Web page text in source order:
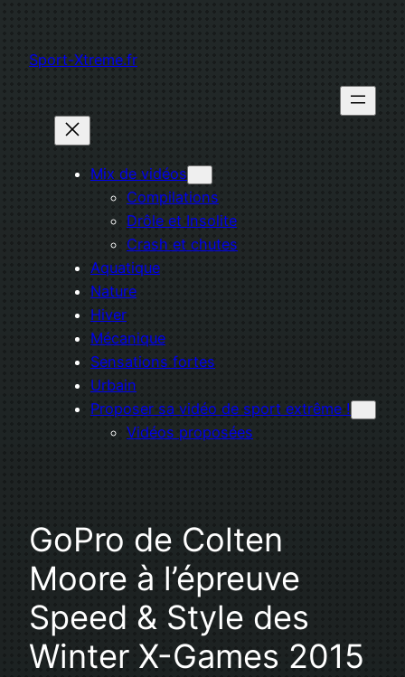
contenu
Sport-Xtreme.fr
Mix de vidéos
Compilations
Drôle et Insolite
Crash et chutes
Aquatique
Nature
Hiver
Mécanique
Sensations fortes
Urbain
Proposer sa vidéo de sport extrême !
Vidéos proposées
GoPro de Colten
Moore à l’épreuve
Speed & Style des
Winter X-Games 2015